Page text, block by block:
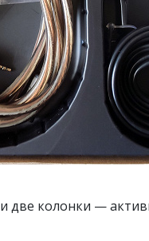
две колонки —